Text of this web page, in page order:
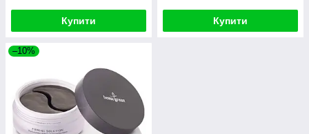
Купити Купити
–10%